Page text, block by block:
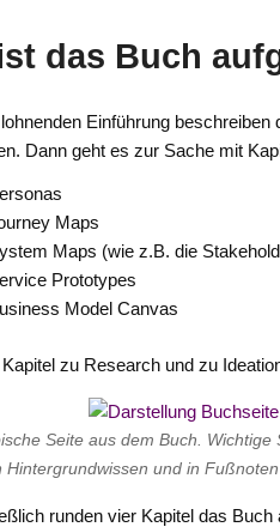
das Buch
Einführung beschreiben
Dann geht es zur Sache mit
Maps
Maps (wie z.B. die
Prototypes
Model Canvas
zu Research und zu
Seite aus dem Buch.
Hintergrundwissen und in
runden vier Kapitel das